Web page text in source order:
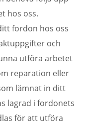
hos oss.
fordon hos oss
och
utföra arbetet
reparation eller
lämnat in ditt
lagrad i fordonets
för att utföra